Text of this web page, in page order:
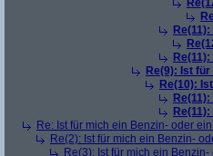
Re(9): Ist
Re(10):
Re: Ist für mich ein Benzin- oder
Re(2): Ist für mich ein Benzin-
Re(3): Ist für mich ein